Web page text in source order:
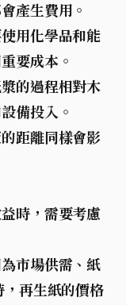
產生費用。
用化學品和能
要成本。
的過程相對木
備投入。
距離同樣會影
時，需要考慮
市場供需、紙
再生紙的價格